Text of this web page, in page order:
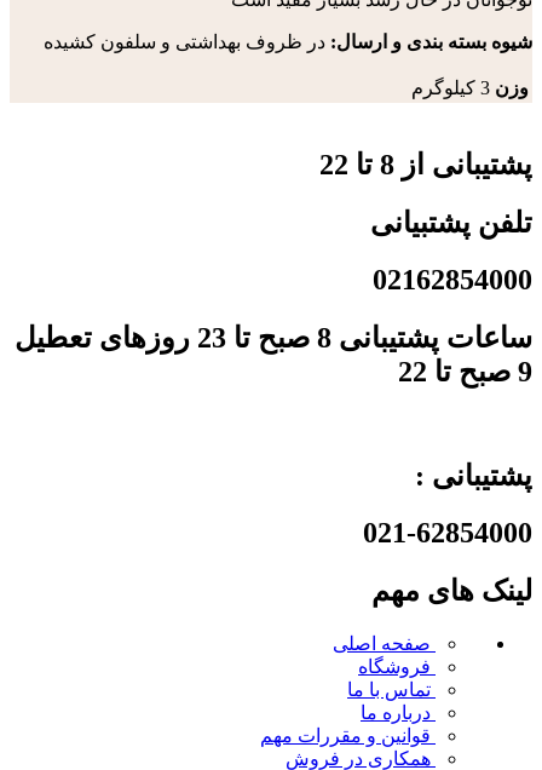
شیوه بسته بندی و ارسال: در ظروف بهداشتی و سلفون کشیده
وزن 3 کیلوگرم
پشتیبانی از 8 تا 22
تلفن پشتبیانی
02162854000
ساعات پشتیبانی 8 صبح تا 23 روزهای تعطیل
9 صبح تا 22
پشتیبانی :
021-62854000
لینک های مهم
صفحه اصلی
فروشگاه
تماس با ما
درباره ما
قوانین و مقررات مهم
همکاری در فروش